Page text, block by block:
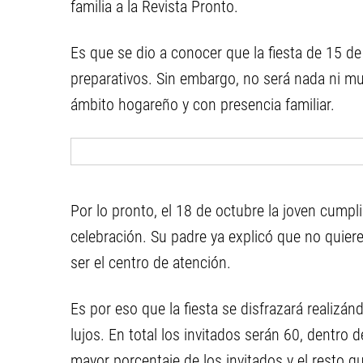
familia a la Revista Pronto.
Es que se dio a conocer que la fiesta de 15
preparativos. Sin embargo, no será nada ni
ámbito hogareño y con presencia familiar.
Por lo pronto, el 18 de octubre la joven
celebración. Su padre ya explicó que no
ser el centro de atención.
Es por eso que la fiesta se disfrazará
lujos. En total los invitados serán 60, dentro